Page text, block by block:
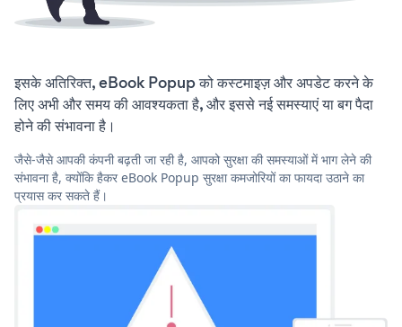
इसके अतिरिक्त, eBook Popup को कस्टमाइज़ और अपडेट करने के
लिए अभी और समय की आवश्यकता है, और इससे नई समस्याएं या बग पैदा
होने की संभावना है।
जैसे-जैसे आपकी कंपनी बढ़ती जा रही है, आपको सुरक्षा की समस्याओं में भाग लेने की
संभावना है, क्योंकि हैकर eBook Popup सुरक्षा कमजोरियों का फायदा उठाने का
प्रयास कर सकते हैं।